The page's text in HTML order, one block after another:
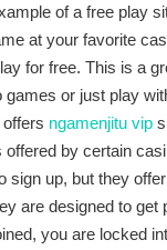
of a free play
at your favorite
for free. This is a
or just play
ngamenjitu vip
offered by certain
sign up, but they
are designed to get
you are locked